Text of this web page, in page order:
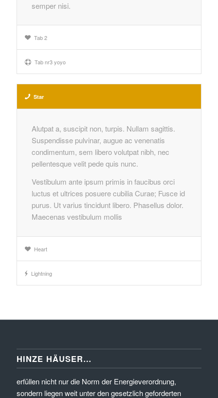
semper nisi.
Tab 2
Tab nr3 yoyo
Star
Alutpat a, suscipit non, turpis. Nullam sagittis.
Suspendisse pulvinar, augue ac venenatis
condimentum, sem libero volutpat nibh, nec
pellentesque velit pede quis nunc.
Vestibulum ante ipsum primis in faucibus orci
luctus et ultrices posuere cubilia Curae; Fusce id
purus. Ut varius tincidunt libero. Phasellus dolor.
Maecenas vestibulum mollis
Heart
Lightning
HINZE HÄUSER…
erfüllen nicht nur die Norm der Energieverordnung,
sondern liegen weit unter den gesetzlich geforderten